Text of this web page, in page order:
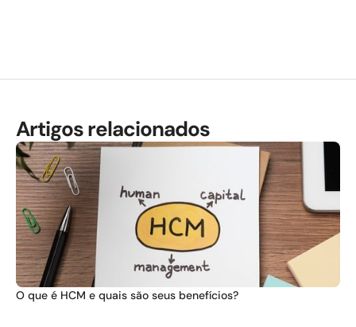
Artigos relacionados
O que é HCM e quais são seus benefícios?